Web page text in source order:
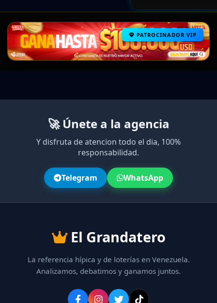
PATROCINADOR VIP
🚀 Únete a la agencia
Y disfruta de atencion todo el dia, 100%
responsabilidad.
Telegram WhatsApp
El Grandatero
La referencia hípica y de loterías en Venezuela.
Analizamos, debatimos y ganamos juntos.